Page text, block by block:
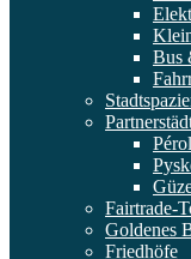
Bus
Fairtrade-
Goldenes
Friedhöfe